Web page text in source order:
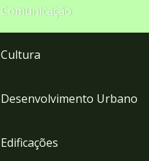
Comunicação
Cultura
Desenvolvimento Urbano
Edificações